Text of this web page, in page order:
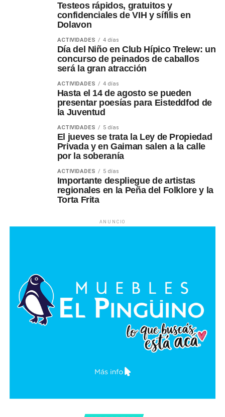
Testeos rápidos, gratuitos y
confidenciales de VIH y sífilis en
Dolavon
ACTIVIDADES 4 días
Día del Niño en Club Hípico Trelew: un
concurso de peinados de caballos
será la gran atracción
ACTIVIDADES 4 días
Hasta el 14 de agosto se pueden
presentar poesías para Eisteddfod de
la Juventud
ACTIVIDADES 5 días
El jueves se trata la Ley de Propiedad
Privada y en Gaiman salen a la calle
por la soberanía
ACTIVIDADES 5 días
Importante despliegue de artistas
regionales en la Peña del Folklore y la
Torta Frita
ANUNCIO